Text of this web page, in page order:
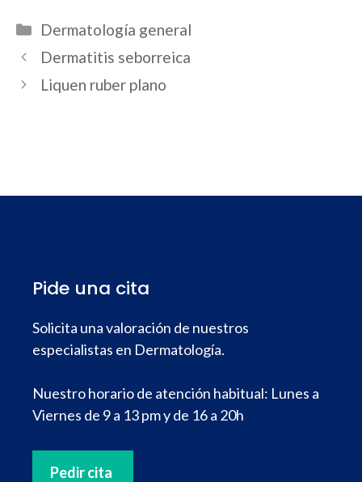
Categorías
Dermatología general
Navegación
de
entradas
Dermatitis seborreica
Liquen ruber plano
Pide una cita
Solicita una valoración de nuestros
especialistas en Dermatología.
Nuestro horario de atención habitual: Lunes a
Viernes de 9 a 13 pm y de 16 a 20h
Pedir cita